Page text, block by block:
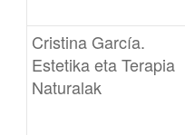
Cristina García.
Estetika eta Terapia
Naturalak